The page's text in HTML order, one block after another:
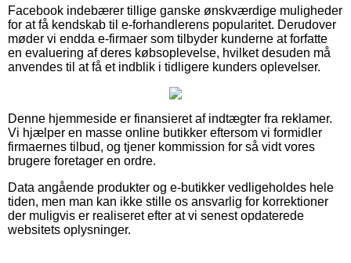
Facebook indebærer tillige ganske ønskværdige muligheder
for at få kendskab til e-forhandlerens popularitet. Derudover
møder vi endda e-firmaer som tilbyder kunderne at forfatte
en evaluering af deres købsoplevelse, hvilket desuden må
anvendes til at få et indblik i tidligere kunders oplevelser.
Denne hjemmeside er finansieret af indtægter fra reklamer.
Vi hjælper en masse online butikker eftersom vi formidler
firmaernes tilbud, og tjener kommission for så vidt vores
brugere foretager en ordre.
Data angående produkter og e-butikker vedligeholdes hele
tiden, men man kan ikke stille os ansvarlig for korrektioner
der muligvis er realiseret efter at vi senest opdaterede
websitets oplysninger.